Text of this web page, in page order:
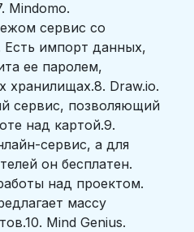
Mindomo.
сервис со
импорт данных,
ее паролем,
хранилищах.8. Draw.io.
сервис, позволяющий
над картой.9.
сервис, а для
он бесплатен.
над проектом.
массу
Mind Genius.